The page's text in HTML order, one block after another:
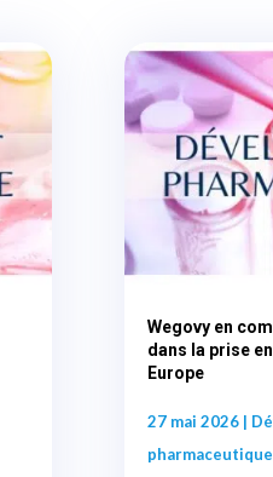
Wegovy en
dans la prise
Europe
27 mai 2026|
pharmaceutique